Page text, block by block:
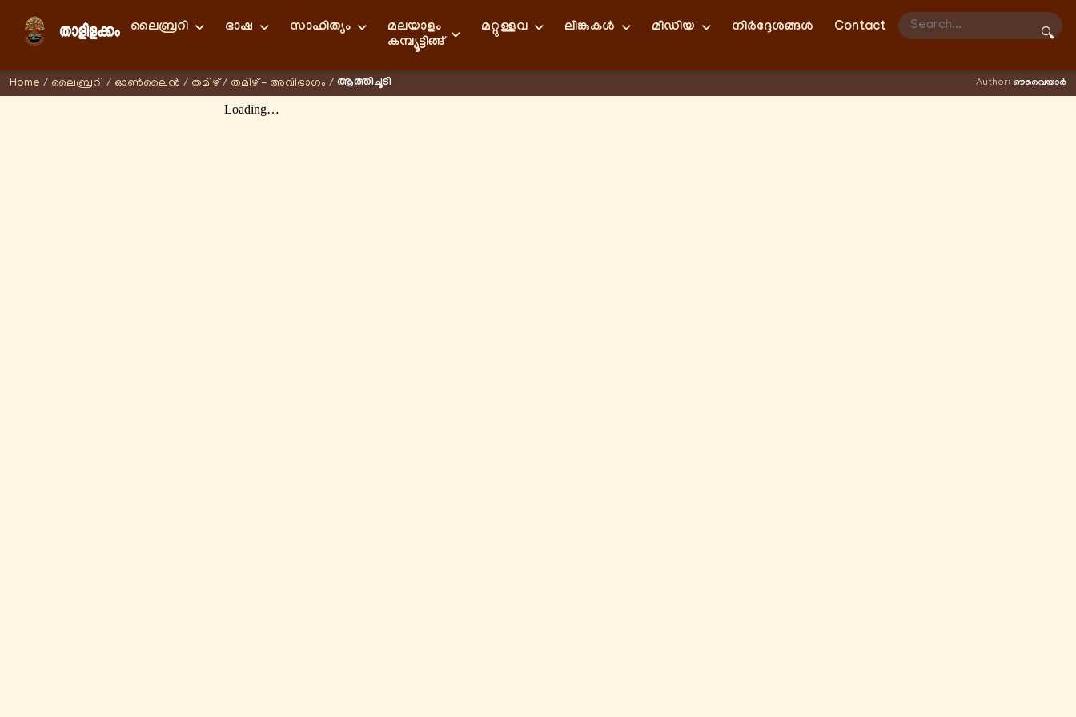
ലൈബ്രറി ഭാഷ സാഹിത്യം
മലയാളം
കമ്പ്യൂട്ടിങ്ങ്
മറ്റുള്ളവ ലിങ്കുകള്‍ മീഡിയ നിർദ്ദേശങ്ങൾ Contact
🔍
Home / ലൈബ്രറി / ഓണ്‍ലൈന്‍ / തമിഴ് / തമിഴ് - അവിഭാഗം / ആത്തിചൂടി Author: ഔവൈയാർ